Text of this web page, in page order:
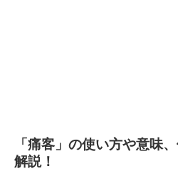
「痛客」の使い方や意味
解説！